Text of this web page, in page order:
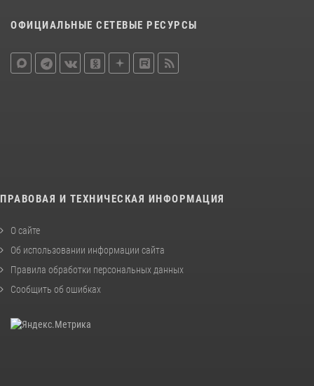
ОФИЦИАЛЬНЫЕ СЕТЕВЫЕ РЕСУРСЫ
ПРАВОВАЯ И ТЕХНИЧЕСКАЯ ИНФОРМАЦИЯ
О сайте
Об использовании информации сайта
Правила обработки персональных данных
Сообщить об ошибках